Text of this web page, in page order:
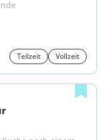
Teilzeit Vollzeit